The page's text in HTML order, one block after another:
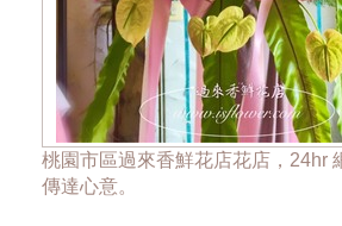
桃園市區過來香鮮花店花店，24hr
傳達心意。